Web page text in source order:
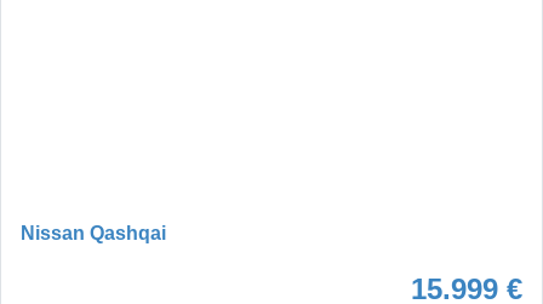
Nissan Qashqai
15.999 €